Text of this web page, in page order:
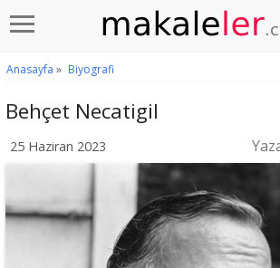
Anasayfa » Biyografi
Behçet Necatigil
25 Haziran 2023